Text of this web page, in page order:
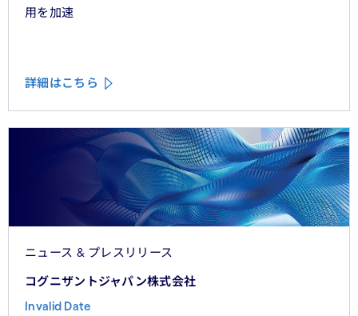
用を加速
詳細はこちら
ニュース & プレスリリース
コグニザントジャパン株式会社
Invalid Date